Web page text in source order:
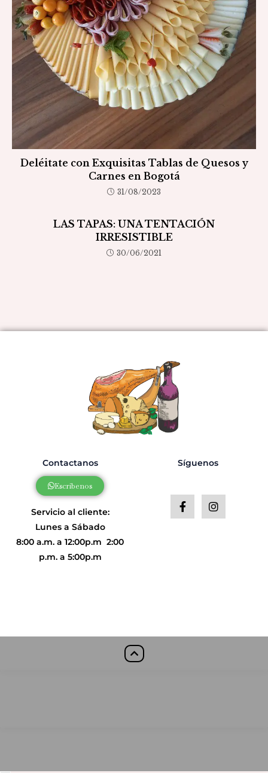
Deléitate con Exquisitas Tablas de Quesos y
Carnes en Bogotá
31/08/2023
LAS TAPAS: UNA TENTACIÓN
IRRESISTIBLE
30/06/2021
Contactanos
Escribenos
Servicio al cliente:
Lunes a Sábado
8:00 a.m. a 12:00p.m 2:00
p.m. a 5:00p.m
Síguenos